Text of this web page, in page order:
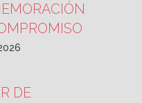
DE